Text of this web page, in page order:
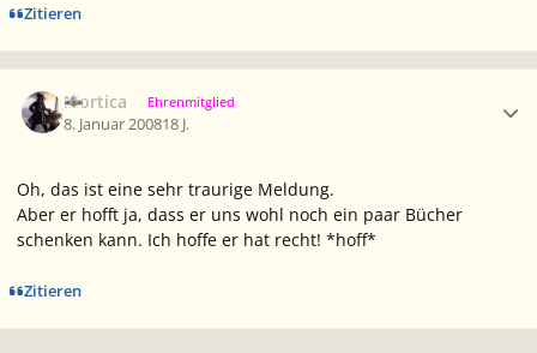
Zitieren
Mortica Ehrenmitglied
8. Januar 200818 J.
Oh, das ist eine sehr traurige Meldung.
Aber er hofft ja, dass er uns wohl noch ein paar Bücher
schenken kann. Ich hoffe er hat recht! *hoff*
Zitieren